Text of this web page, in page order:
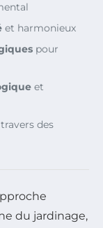
et harmonieux
pour
et
des
du jardinage,